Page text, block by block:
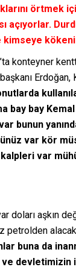
örtmek
açıyorlar.
kimseye
konteyner
Erdoğan,
bay bay
bunun
var kör
var
doları aşkın
buna da